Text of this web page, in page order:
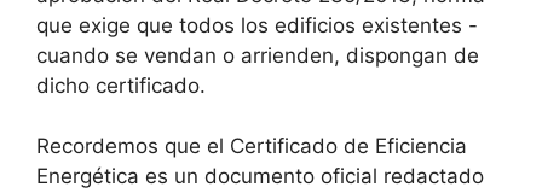
que exige que todos los edificios existentes -
cuando se vendan o arrienden, dispongan de
dicho certificado.
Recordemos que el Certificado de Eficiencia
Energética es un documento oficial redactado